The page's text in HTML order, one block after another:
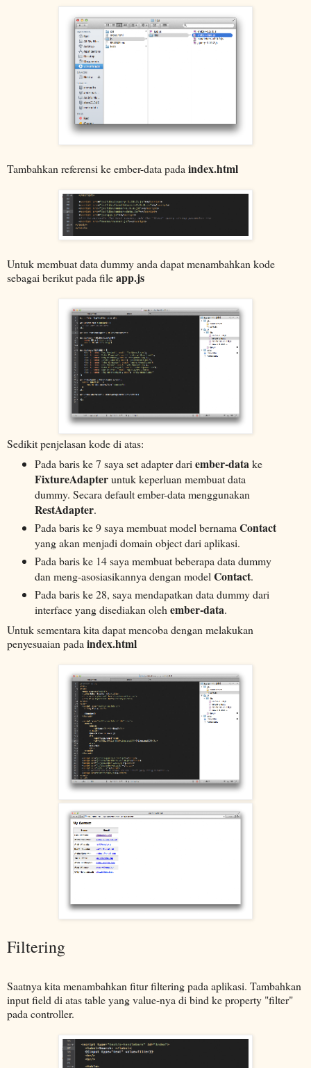
Tambahkan referensi ke ember-data pada index.html
Untuk membuat data dummy anda dapat menambahkan kode
sebagai berikut pada fileapp.js
Sedikit penjelasan kode di atas:
Pada baris ke 7 saya set adapter dari ember-data ke
FixtureAdapteruntuk keperluan membuat data
dummy. Secara default ember-data menggunakan
RestAdapter.
Pada baris ke 9 saya membuat model bernama Contact
yang akan menjadi domain object dari aplikasi.
Pada baris ke 14 saya membuat beberapa data dummy
dan meng-asosiasikannya dengan model Contact.
Pada baris ke 28, saya mendapatkan data dummy dari
interface yang disediakan oleh ember-data.
Untuk sementara kita dapat mencoba dengan melakukan
penyesuaian pada index.html
Filtering
Saatnya kita menambahkan fitur filtering pada aplikasi. Tambahkan
input field di atas table yang value-nya di bind ke property "filter"
pada controller.